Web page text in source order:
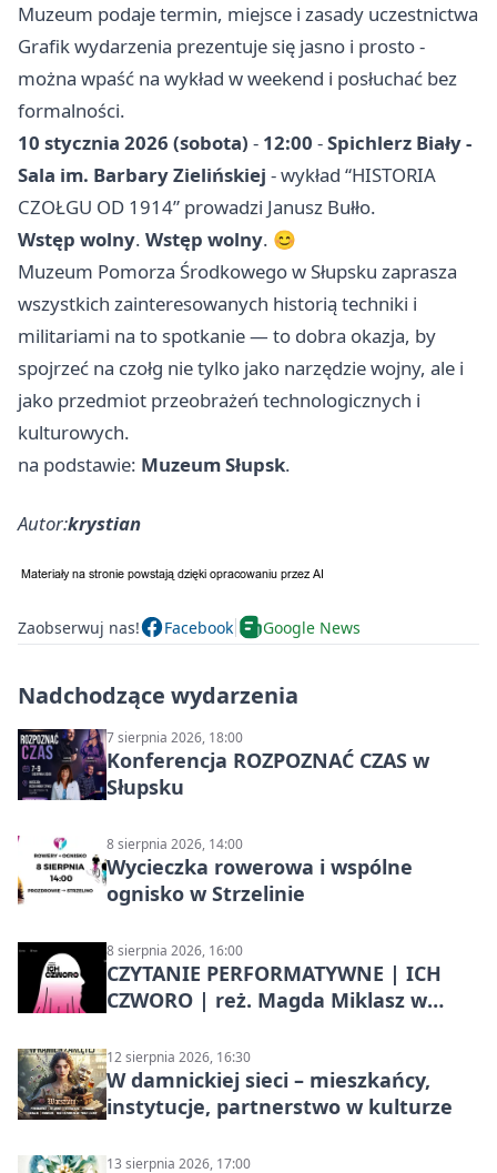
Muzeum podaje termin, miejsce i zasady uczestnictwa
Grafik wydarzenia prezentuje się jasno i prosto -
można wpaść na wykład w weekend i posłuchać bez
formalności.
10 stycznia 2026 (sobota) - 12:00 -Spichlerz Biały -
Sala im. Barbary Zielińskiej - wykład “HISTORIA
CZOŁGU OD 1914” prowadzi Janusz Bułło.
Wstęp wolny. Wstęp wolny. 😊
Muzeum Pomorza Środkowego w Słupsku zaprasza
wszystkich zainteresowanych historią techniki i
militariami na to spotkanie — to dobra okazja, by
spojrzeć na czołg nie tylko jako narzędzie wojny, ale i
jako przedmiot przeobrażeń technologicznych i
kulturowych.
na podstawie: Muzeum Słupsk.
Autor:krystian
Zaobserwuj nas! Facebook Google News
Nadchodzące wydarzenia
7 sierpnia 2026, 18:00
Konferencja ROZPOZNAĆ CZAS w
Słupsku
8 sierpnia 2026, 14:00
Wycieczka rowerowa i wspólne
ognisko w Strzelinie
8 sierpnia 2026, 16:00
CZYTANIE PERFORMATYWNE | ICH
CZWORO | reż. Magda Miklasz w
12 sierpnia 2026, 16:30
W damnickiej sieci – mieszkańcy,
instytucje, partnerstwo w kulturze
13 sierpnia 2026, 17:00